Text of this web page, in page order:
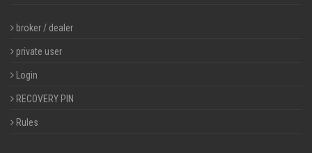
broker / dealer
private user
Login
RECOVERY PIN
Rules